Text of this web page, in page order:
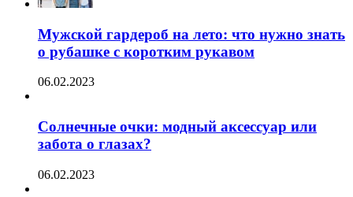
Мужской гардероб на лето: что нужно знать
о рубашке с коротким рукавом
06.02.2023
Солнечные очки: модный аксессуар или
забота о глазах?
06.02.2023